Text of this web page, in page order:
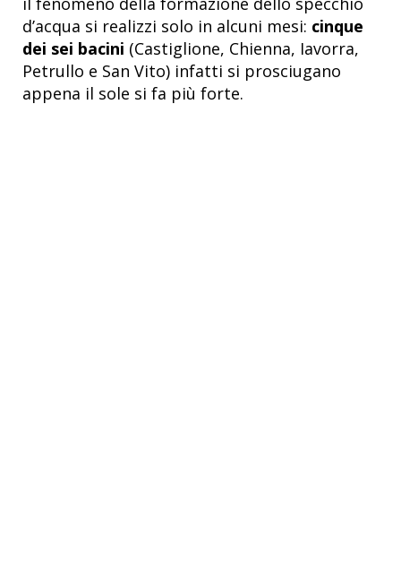
d’acqua si realizzi solo in alcuni mesi: cinque
dei sei bacini (Castiglione, Chienna, Iavorra,
Petrullo e San Vito) infatti si prosciugano
appena il sole si fa più forte.